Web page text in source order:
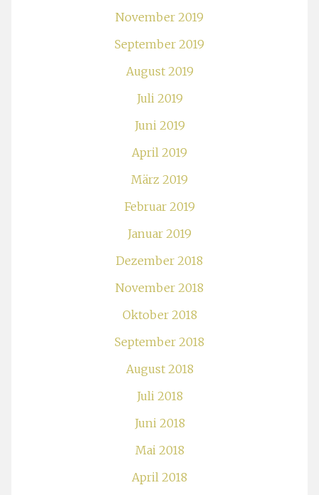
November 2019
September 2019
August 2019
Juli 2019
Juni 2019
April 2019
März 2019
Februar 2019
Januar 2019
Dezember 2018
November 2018
Oktober 2018
September 2018
August 2018
Juli 2018
Juni 2018
Mai 2018
April 2018